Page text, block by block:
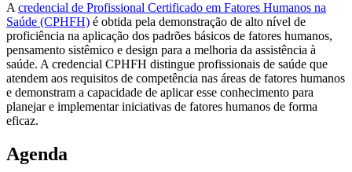
A credencial de Profissional Certificado em Fatores Humanos na
Saúde (CPHFH) é obtida pela demonstração de alto nível de
proficiência na aplicação dos padrões básicos de fatores humanos,
pensamento sistêmico e design para a melhoria da assistência à
saúde. A credencial CPHFH distingue profissionais de saúde que
atendem aos requisitos de competência nas áreas de fatores humanos
e demonstram a capacidade de aplicar esse conhecimento para
planejar e implementar iniciativas de fatores humanos de forma
eficaz.
Agenda